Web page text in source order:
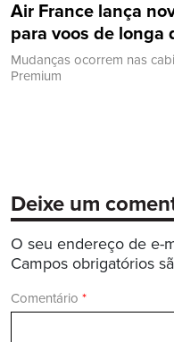
Air France lança
para voos de longa
Mudanças ocorrem nas
Premium
Deixe um
O seu endereço de e-
Campos obrigatórios
Comentário *